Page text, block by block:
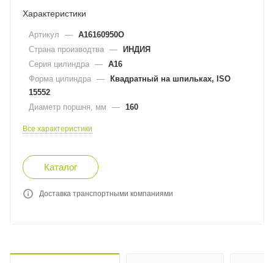
Характеристики
Артикул — A16160950O
Страна производтва — ИНДИЯ
Серия цилиндра — A16
Форма цилиндра — Квадратный на шпильках, ISO
15552
Диаметр поршня, мм
— 160
Все характеристики
Каталог
Доставка транспортными компаниями